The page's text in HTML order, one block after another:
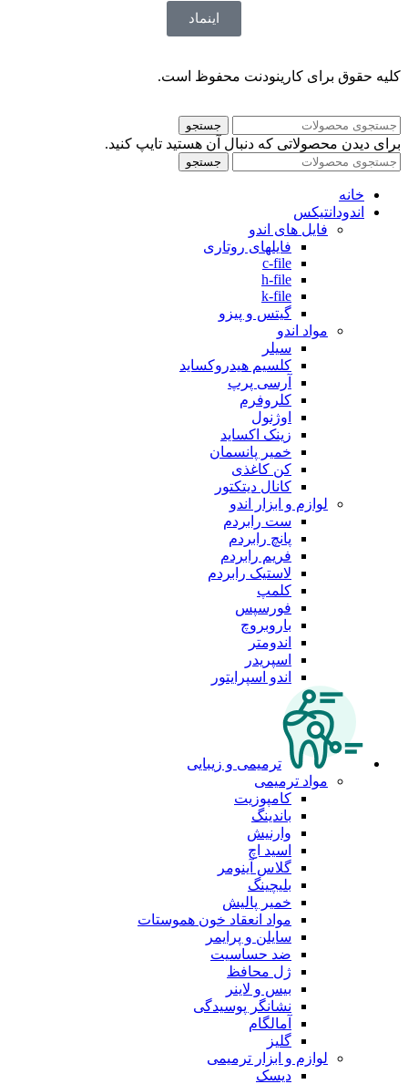
اینماد
کلیه حقوق برای کارینودنت محفوظ است.
جستجو
برای دیدن محصولاتی که دنبال آن هستید تایپ کنید.
جستجو
خانه
اندودانتیکس
فایل های اندو
فایلهای روتاری
c-file
h-file
k-file
گیتس و پیزو
مواد اندو
سیلر
کلسیم هیدروکساید
آرسی پرپ
کلروفرم
اوژنول
زینک اکساید
خمیر پانسمان
کن کاغذی
کانال دیتکتور
لوازم و ابزار اندو
ست رابردم
پانچ رابردم
فریم رابردم
لاستیک رابردم
کلمپ
فورسپس
باروبروچ
اندومتر
اسپریدر
اندو اسپرایتور
ترمیمی و زیبایی
مواد ترمیمی
کامپوزیت
باندینگ
وارنیش
اسید اچ
گلاس آینومر
بلیچینگ
خمیر پالیش
مواد انعقاد خون هموستات
سایلن و پرایمر
ضد حساسیت
ژل محافظ
بیس و لاینر
نشانگر پوسیدگی
آمالگام
گلیز
لوازم و ابزار ترمیمی
دیسک